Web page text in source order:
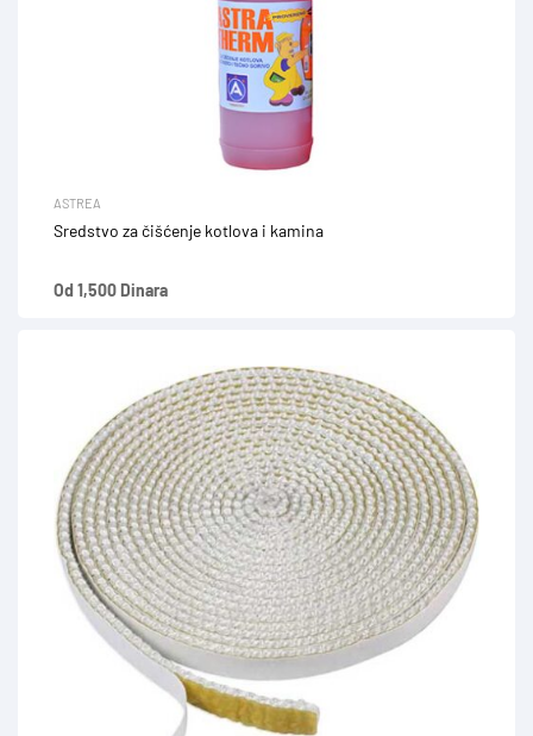
ASTREA
Sredstvo za čišćenje kotlova i kamina
Od 1,500 Dinara